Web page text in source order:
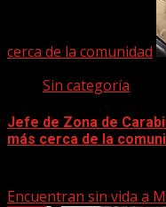
cerca de la comunidad
Sin categoría
Jefe de Zona de
más cerca de la
Encuentran sin vida a